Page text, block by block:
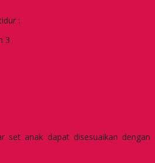
:
3
set anak dapat disesuaikan dengan